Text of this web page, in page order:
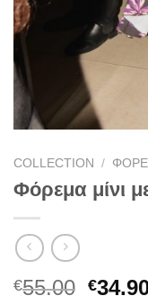
COLLECTION /
Φόρεμα μίνι
€55.00 €